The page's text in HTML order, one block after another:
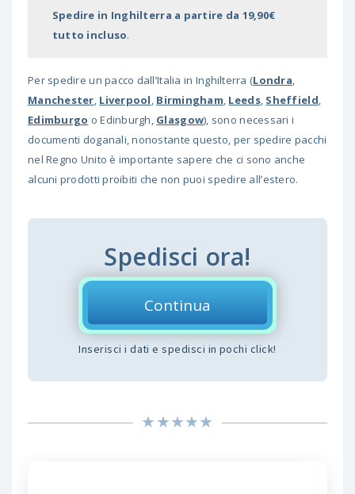
Spedire in Inghilterra a partire da 19,90€
tutto incluso.
Per spedire un pacco dall’Italia in Inghilterra (Londra,
Manchester, Liverpool, Birmingham, Leeds, Sheffield,
Edimburgo o Edinburgh, Glasgow), sono necessari i
documenti doganali, nonostante questo, per spedire pacchi
nel Regno Unito è importante sapere che ci sono anche
alcuni prodotti proibiti che non puoi spedire all’estero.
Spedisci ora!
Continua
Inserisci i dati e spedisci in pochi click!